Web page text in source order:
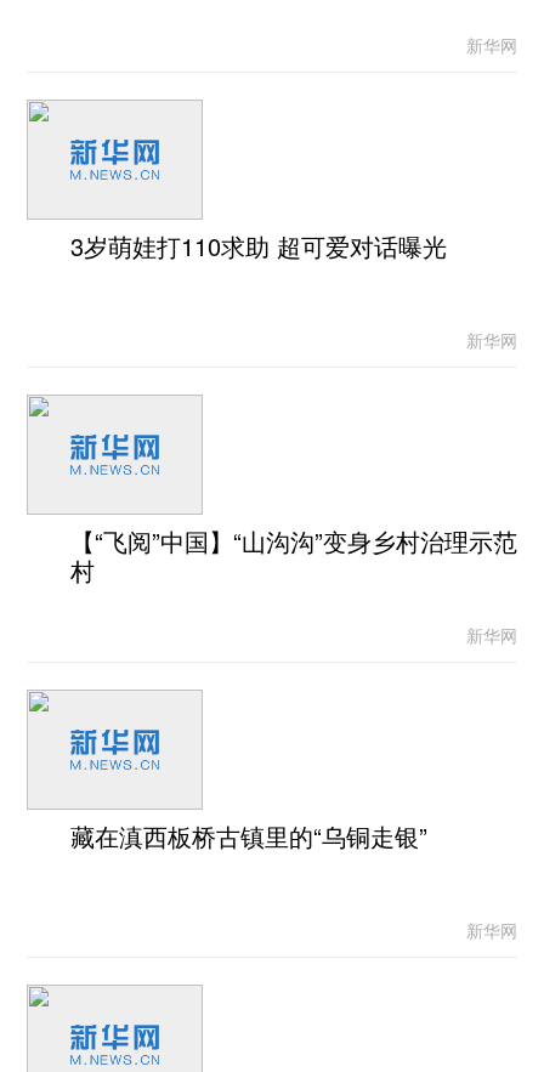
新华网
3岁萌娃打110求助 超可爱对话曝光
新华网
【“飞阅”中国】“山沟沟”变身乡村治理示范
村
新华网
藏在滇西板桥古镇里的“乌铜走银”
新华网